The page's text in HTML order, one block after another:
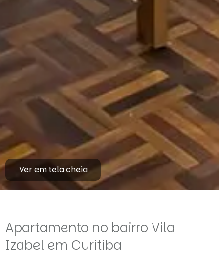
Ver em tela cheia
Apartamento no bairro Vila
Izabel em Curitiba